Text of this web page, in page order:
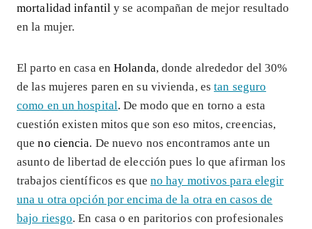
mortalidad infantil y se acompañan de mejor resultado
en la mujer.
El parto en casa enHolanda, donde alrededor del 30%
de las mujeres paren en su vivienda, estan seguro
como en un hospital.De modo que en torno a esta
cuestión existen mitos que son eso mitos, creencias,
queno ciencia. De nuevo nos encontramos ante un
asunto de libertad de elección pues lo que afirman los
trabajos científicos es que no hay motivos para elegir
una u otra opción por encima de la otra en casos de
bajo riesgo. En casa o en paritorios con profesionales